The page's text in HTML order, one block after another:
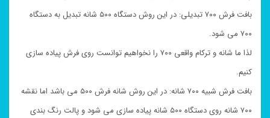
بافت فرش ۷۰۰ تبدیلی: در این روش دستگاه ۵۰۰ شانه تبدیل به دستگاه
۷۰۰ می شود.
لذا ما شانه و ترکام واقعی ۷۰۰ را نخواهیم توانست روی فرش پیاده سازی
کنیم.
بافت فرش شبیه ۷۰۰ شانه: در این روش شانه فرش ۵۰۰ می باشد اما نقشه
۷۰۰ شانه روی دستگاه ۵۰۰ شانه پیاده سازی می شود و پالت رنگ بندی